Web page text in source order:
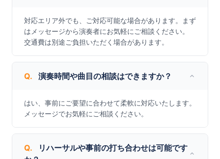
対応エリア外でも、ご対応可能な場合があります。まず
はメッセージから演奏者にお気軽にご相談ください。
交通費は別途ご負担いただく場合があります。
Q. 演奏時間や曲目の相談はできますか？
はい、事前にご要望に合わせて柔軟に対応いたします。
メッセージでお気軽にご相談ください。
Q.
リハーサルや事前の打ち合わせは可能です